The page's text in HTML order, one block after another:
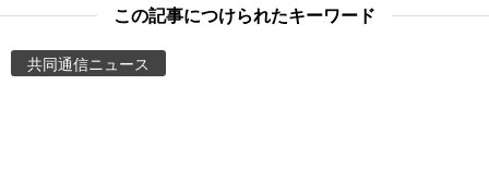
この記事につけられたキーワード
共同通信ニュース